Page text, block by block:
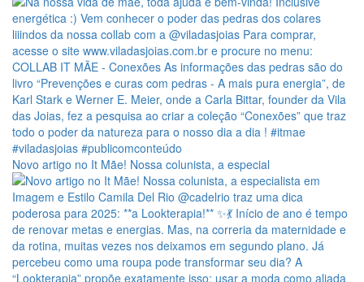
Novo artigo no It Mãe! Nossa colunista, a especial